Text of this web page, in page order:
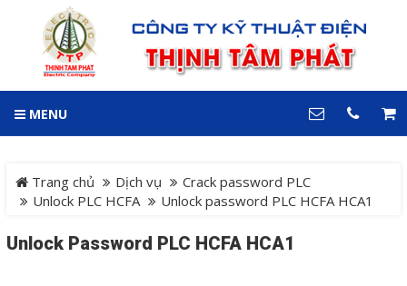
MENU
Trang chủ Dịch vụ
Crack password PLC
Unlock PLC HCFA
Unlock password PLC HCFA HCA1
Unlock Password PLC HCFA HCA1
Trang chủ
GIỎ HÀNG
LIÊN HỆ
Hotline
0909 199 102
Địa chỉ